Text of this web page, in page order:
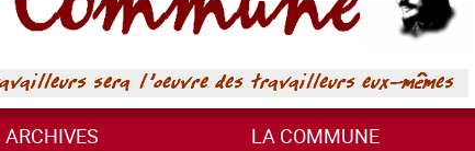
ARCHIVES LA COMMUNE